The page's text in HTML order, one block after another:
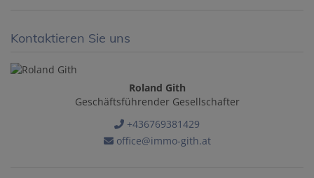
Kontaktieren Sie uns
Roland Gith
Geschäftsführender Gesellschafter
+436769381429
office@immo-gith.at